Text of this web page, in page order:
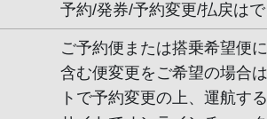
予約/発券/予約変更/払戻はで
ご予約便または搭乗希望便
含む便変更をご希望の場合
トで予約変更の上、運航す